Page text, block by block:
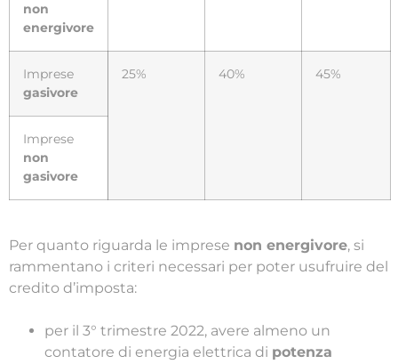
non
energivore
Imprese
gasivore
25% 40% 45%
Imprese
non
gasivore
Per quanto riguarda le imprese non energivore, si
rammentano i criteri necessari per poter usufruire del
credito d’imposta:
per il 3° trimestre 2022, avere almeno un
contatore di energia elettrica di potenza